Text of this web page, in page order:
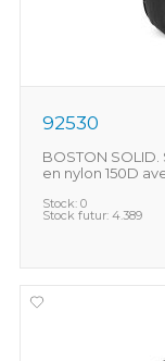
92530
BOSTON
en nylon 150D
Stock: 0
Stock futur: 4.389